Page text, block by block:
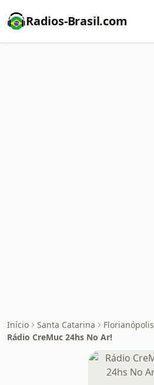
Radios-Brasil.com
Início Santa Catarina
Florianópolis
Rádio CreMuc 24hs No Ar!